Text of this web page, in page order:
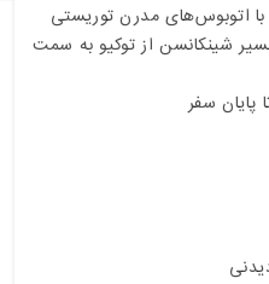
اتوبوس‌های مدرن توریستی
شینکانسن از توکیو به سمت
پایان سفر